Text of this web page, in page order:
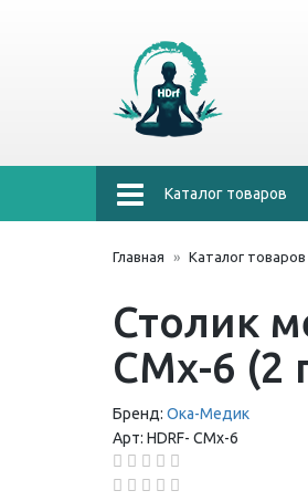
Каталог товаров
Главная Каталог товаров
Столик
СМх-6 (2
Бренд: Ока-Медик
Арт: HDRF- СМх-6